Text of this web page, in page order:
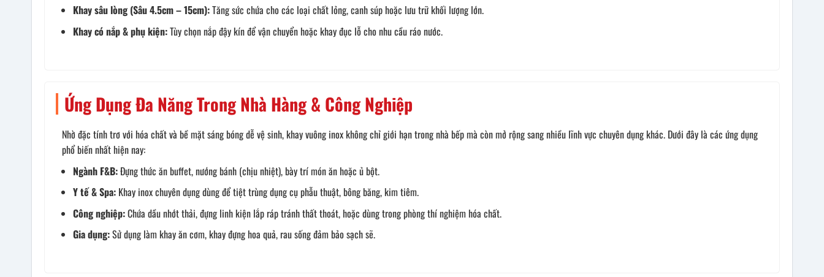
Khay sâu lòng (Sâu 4.5cm – 15cm):Tăng sức chứa cho các loại chất lỏng, canh súp hoặc lưu trữ khối lượng lớn.
Khay có nắp & phụ kiện:Tùy chọn nắp đậy kín để vận chuyển hoặc khay đục lỗ cho nhu cầu ráo nước.
Ứng Dụng Đa Năng Trong Nhà Hàng & Công Nghiệp
Nhờ đặc tính trơ với hóa chất và bề mặt sáng bóng dễ vệ sinh, khay vuông inox không chỉ giới hạn trong nhà bếp mà còn mở rộng sang nhiều lĩnh vực chuyên dụng khác. Dưới đây là các ứng dụng
phổ biến nhất hiện nay:
Ngành F&B:Đựng thức ăn buffet, nướng bánh (chịu nhiệt), bày trí món ăn hoặc ủ bột.
Y tế & Spa: Khay inox chuyên dụng dùng để tiệt trùng dụng cụ phẫu thuật, bông băng, kim tiêm.
Công nghiệp:Chứa dầu nhớt thải, đựng linh kiện lắp ráp tránh thất thoát, hoặc dùng trong phòng thí nghiệm hóa chất.
Gia dụng:Sử dụng làm khay ăn cơm, khay đựng hoa quả, rau sống đảm bảo sạch sẽ.